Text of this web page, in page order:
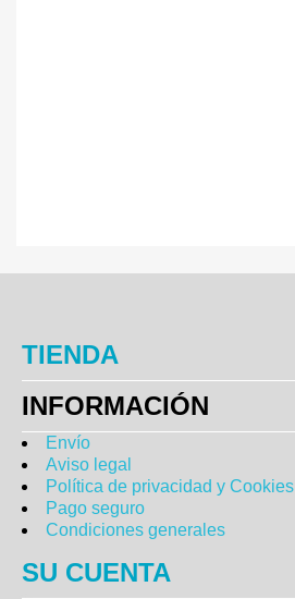
TIENDA
INFORMACIÓN
Envío
Aviso legal
Política de privacidad y Cookies
Pago seguro
Condiciones generales
SU CUENTA